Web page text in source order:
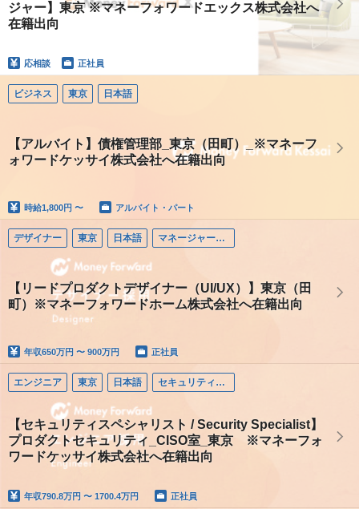
ジャー】東京 ※マネーフォワードエックス株式会社へ
在籍出向
応相談 正社員
ビジネス 東京 日本語
【アルバイト】債権管理部_東京（田町）_※マネーフ
ォワードケッサイ株式会社へ在籍出向
時給1,800円 〜 アルバイト・パート
デザイナー 東京 日本語 マネージャー（デザイナー）
【リードプロダクトデザイナー（UI/UX）】東京（田
町）※マネーフォワードホーム株式会社へ在籍出向
年収650万円 〜 900万円 正社員
エンジニア 東京 日本語 セキュリティエンジニア
【セキュリティスペシャリスト / Security Specialist】
プロダクトセキュリティ_CISO室_東京 ※マネーフォ
ワードケッサイ株式会社へ在籍出向
年収790.8万円 〜 1700.4万円 正社員